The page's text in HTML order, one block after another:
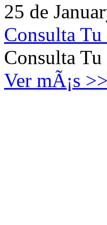
25 de
Consulta
Consulta
Ver mÃ¡s >>